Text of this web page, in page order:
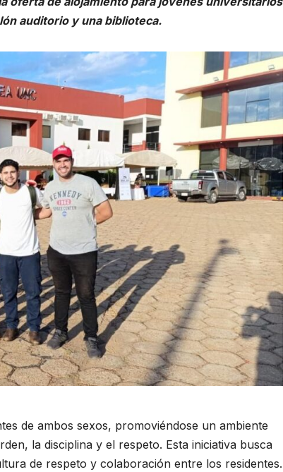
auditorio y una biblioteca.
de ambos sexos, promoviéndose un ambiente
la disciplina y el respeto. Esta iniciativa busca
de respeto y colaboración entre los residentes.